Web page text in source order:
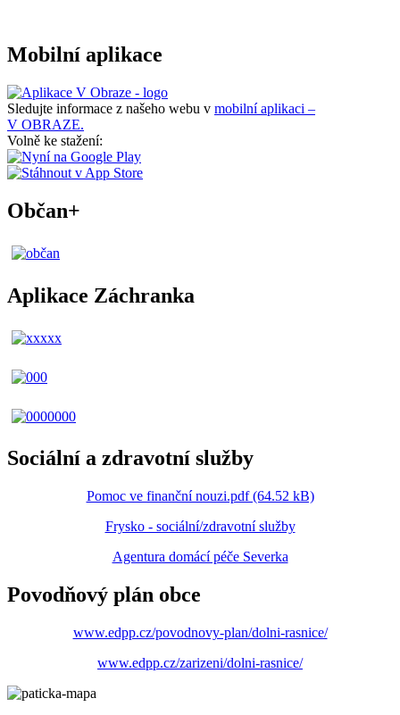
Mobilní aplikace
Sledujte informace z našeho webu v mobilní aplikaci –
V OBRAZE.
Volně ke stažení:
Občan+
Aplikace Záchranka
Sociální a zdravotní služby
Pomoc ve finanční nouzi.pdf (64.52 kB)
Frysko - sociální/zdravotní služby
Agentura domácí péče Severka
Povodňový plán obce
www.edpp.cz/povodnovy-plan/dolni-rasnice/
www.edpp.cz/zarizeni/dolni-rasnice/